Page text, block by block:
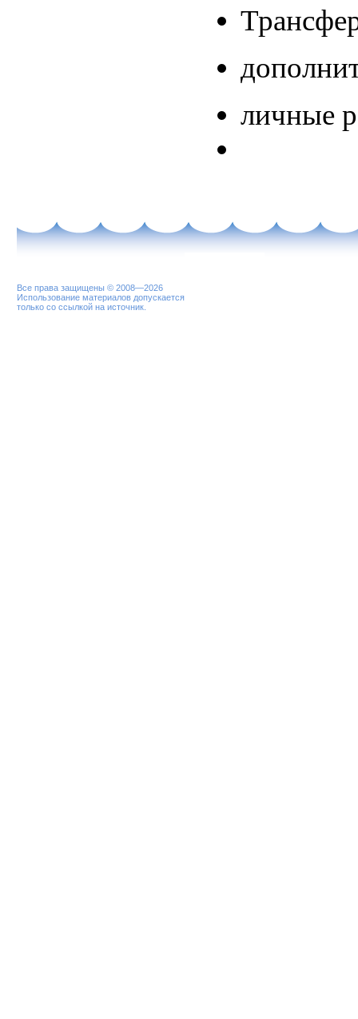
личные
Все права защищены © 2008—2026
Использование материалов допускается
только со ссылкой на источник.